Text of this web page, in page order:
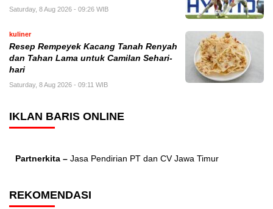
Saturday, 8 Aug 2026 - 09:26 WIB
kuliner
Resep Rempeyek Kacang Tanah Renyah
dan Tahan Lama untuk Camilan Sehari-
hari
Saturday, 8 Aug 2026 - 09:11 WIB
IKLAN BARIS ONLINE
Partnerkita – Jasa Pendirian PT dan CV Jawa Timur
REKOMENDASI